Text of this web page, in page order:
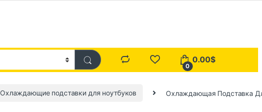
0
0.00$
Охлаждающие подставки для ноутбуков Охлаждающая Подставка